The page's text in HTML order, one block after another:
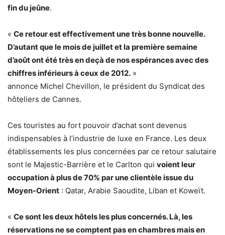
fin du jeûne.
« Ce retour est effectivement une très bonne nouvelle.
D’autant que le mois de juillet et la première semaine
d’août ont été très en deçà de nos espérances avec des
chiffres inférieurs à ceux de 2012. »
annonce Michel Chevillon, le président du Syndicat des
hôteliers de Cannes.
Ces touristes au fort pouvoir d’achat sont devenus
indispensables à l’industrie de luxe en France. Les deux
établissements les plus concernées par ce retour salutaire
sont le Majestic-Barrière et le Carlton qui voient leur
occupation à plus de 70% par une clientèle issue du
Moyen-Orient : Qatar, Arabie Saoudite, Liban et Koweït.
« Ce sont les deux hôtels les plus concernés. Là, les
réservations ne se comptent pas en chambres mais en